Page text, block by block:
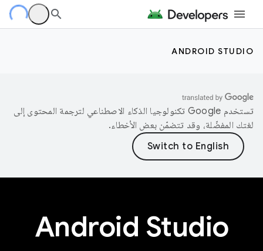
ANDROID STUDIO
تستخدم Google تكنولوجيا الذكاء الاصطناعي لترجمة المحتوى إلى
لغتك المفضّلة، وقد تتضمّن بعض الأخطاء.
Android Studio